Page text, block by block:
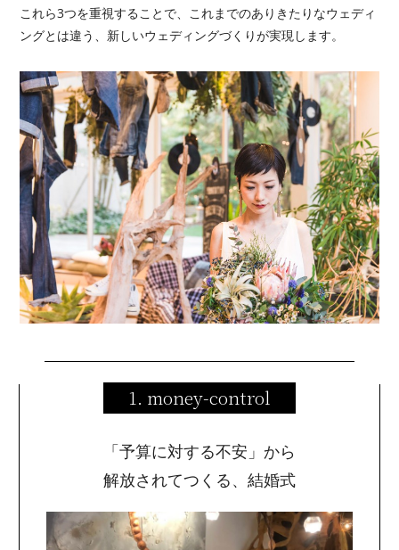
これら3つを重視することで、これまでのありきたりなウェディ
ングとは違う、 新しいウェディングづくりが実現します。
1. money-control
「予算に対する不安」から
解放されてつくる、結婚式